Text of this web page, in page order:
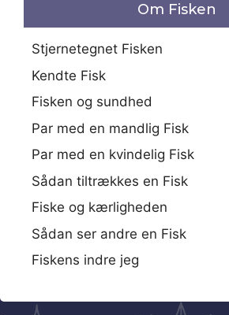
Om Fisken
Stjernetegnet Fisken
Kendte Fisk
Fisken og sundhed
Par med en mandlig Fisk
Par med en kvindelig Fisk
Sådan tiltrækkes en Fisk
Fiske og kærligheden
Sådan ser andre en Fisk
Fiskens indre jeg